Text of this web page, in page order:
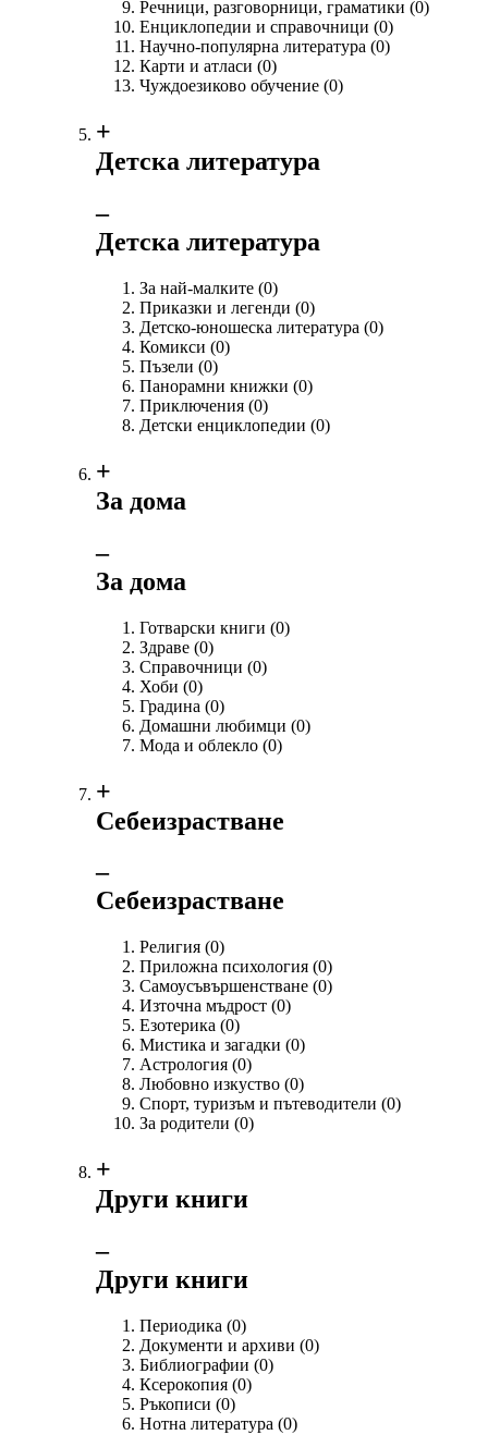
Речници, разговорници, граматики (0)
Енциклопедии и справочници (0)
Научно-популярна литература (0)
Карти и атласи (0)
Чуждоезиково обучение (0)
+
Детска литература
‒
Детска литература
За най-малките (0)
Приказки и легенди (0)
Детско-юношеска литература (0)
Комикси (0)
Пъзели (0)
Панорамни книжки (0)
Приключения (0)
Детски енциклопедии (0)
+
За дома
‒
За дома
Готварски книги (0)
Здраве (0)
Справочници (0)
Хоби (0)
Градина (0)
Домашни любимци (0)
Мода и облекло (0)
+
Себеизрастване
‒
Себеизрастване
Религия (0)
Приложна психология (0)
Самоусъвършенстване (0)
Източна мъдрост (0)
Езотерика (0)
Мистика и загадки (0)
Астрология (0)
Любовно изкуство (0)
Спорт, туризъм и пътеводители (0)
За родители (0)
+
Други книги
‒
Други книги
Периодика (0)
Документи и архиви (0)
Библиографии (0)
Ксерокопия (0)
Ръкописи (0)
Нотна литература (0)